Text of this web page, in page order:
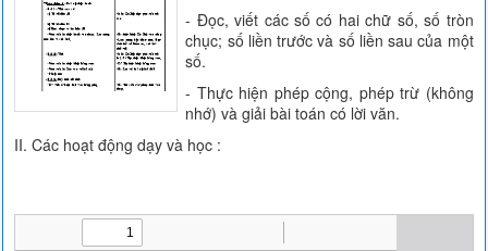
- Đọc, viết các số có hai chữ số, số tròn
chục; số liền trước và số liền sau của một
số.
- Thực hiện phép cộng, phép trừ (không
nhớ) và giải bài toán có lời văn.
II. Các hoạt động dạy và học :